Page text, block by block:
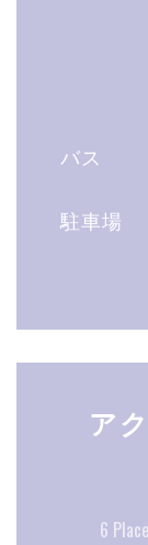
バス
駐車場
ア
6